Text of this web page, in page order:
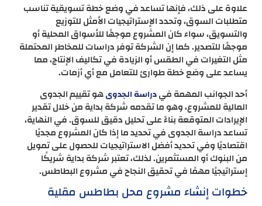
علاوة على ذلك، فإنها تساعد في وضع خطة تسويقية تناسب
متطلبات السوق، وتحدد الإستراتيجيات الأمثل للتوزيع
والتسويق، سواء كان المشروع موجهًا للأسواق المحلية أو
موجهًا للتصدير. كما إن الشركة توفر دراسات للمخاطر المحتملة
مثل التغيرات في الطقس أو الزيادة في تكاليف الإنتاج، مما
يساعد على وضع خطة طوارئ للتعامل مع أي أزمات.
أحد الجوانب المهمة فيدراسة الجدوىهو تقييم الجدوى
المالية للمشروع، وهو ما تقدمه شركة بداية من خلال تقدير
الإيرادات المتوقعة بناءً على تحليل دقيق للسوق. في النهاية،
تساعد دراسة الجدوى في تحديد ما إذا كان المشروع مجديًا
اقتصاديًا وفي تحديد أفضل الاستراتيجيات للحصول على تمويل
من البنوك أو المستثمرين. لذلك، تعتبر شركة بداية شريكًا
إستراتيجيًا مهمًا في تحقيق النجاح في مشروع البطاطس.
خطوات إنشاء مشروع محل بطاطس مقلية